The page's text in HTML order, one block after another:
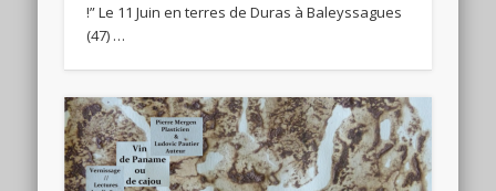
!” Le 11 Juin en terres de Duras à Baleyssagues
(47) …